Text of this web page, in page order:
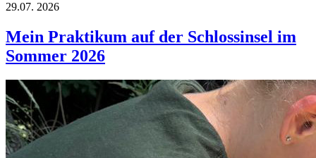
29.07. 2026
Mein Praktikum auf der Schlossinsel im
Sommer 2026